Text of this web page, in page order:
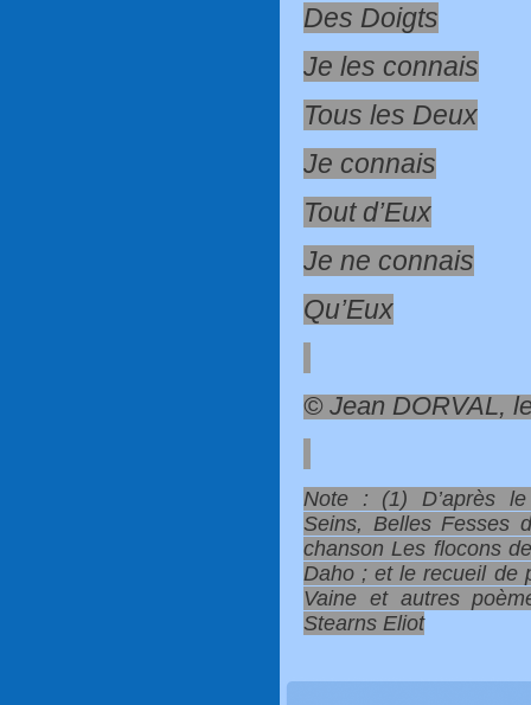
Des Doigts
Je les connais
Tous les Deux
Je connais
Tout d’Eux
Je ne connais
Qu’Eux
© Jean DORVAL,
Note : (1) D’après
Seins, Belles Fesses
chanson Les flocons
Daho ; et le recueil de
Vaine et autres
Stearns Eliot